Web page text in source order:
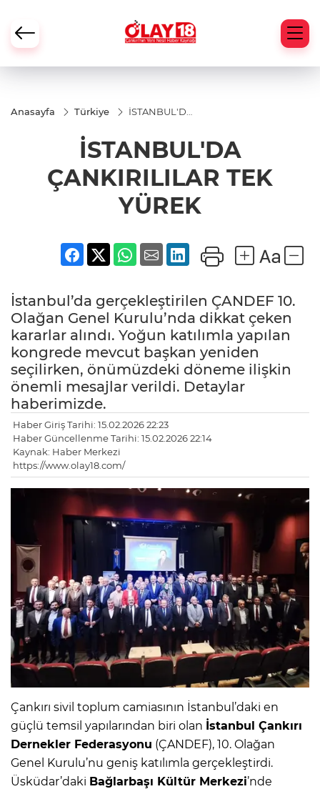
Anasayfa Türkiye
İSTANBUL'DA
İSTANBUL'DA
ÇANKIRILILAR TEK
YÜREK
İstanbul’da gerçekleştirilen ÇANDEF 10.
Olağan Genel Kurulu’nda dikkat çeken
kararlar alındı. Yoğun katılımla yapılan
kongrede mevcut başkan yeniden
seçilirken, önümüzdeki döneme ilişkin
önemli mesajlar verildi. Detaylar
haberimizde.
Haber Giriş Tarihi: 15.02.2026 22:23
Haber Güncellenme Tarihi: 15.02.2026 22:14
Kaynak: Haber Merkezi
https://www.olay18.com/
Çankırı sivil toplum camiasının İstanbul’daki en
güçlü temsil yapılarından biri olan İstanbul Çankırı
Dernekler Federasyonu (ÇANDEF), 10. Olağan
Genel Kurulu’nu geniş katılımla gerçekleştirdi.
Üsküdar’daki Bağlarbaşı Kültür Merkezi’nde